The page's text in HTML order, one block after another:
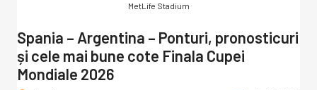
MetLife Stadium
Spania – Argentina – Ponturi, pronosticuri
și cele mai bune cote Finala Cupei
Mondiale 2026